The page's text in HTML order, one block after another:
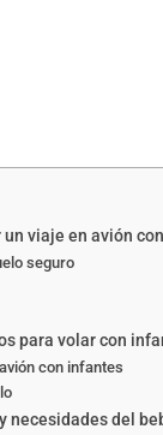
viaje en avión
seguro
para volar con
con infantes
necesidades del